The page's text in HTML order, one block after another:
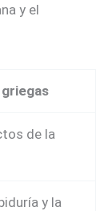
y el
de la
y la